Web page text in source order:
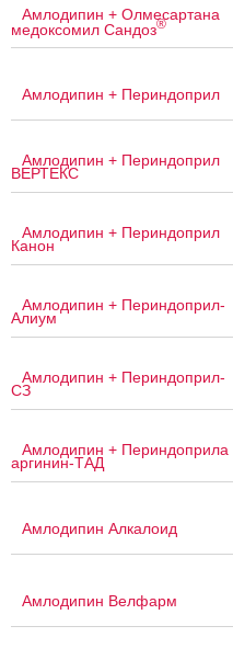
Амлодипин + Олмесартана
медоксомил Сандоз®
Амлодипин + Периндоприл
Амлодипин + Периндоприл
ВЕРТЕКС
Амлодипин + Периндоприл
Канон
Амлодипин + Периндоприл-
Алиум
Амлодипин + Периндоприл-
СЗ
Амлодипин + Периндоприла
аргинин-ТАД
Амлодипин Алкалоид
Амлодипин Велфарм